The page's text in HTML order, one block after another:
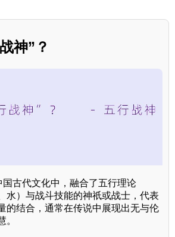
神”？
国古代文化中，融合了五行理论
水）与战斗技能的神祇或战士，代表
的结合，通常在传说中展现出无与伦
。